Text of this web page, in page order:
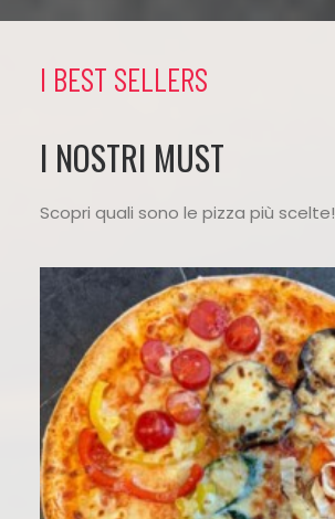
I BEST SELLERS
I NOSTRI MUST
Scopri quali sono le pizza più scelte!